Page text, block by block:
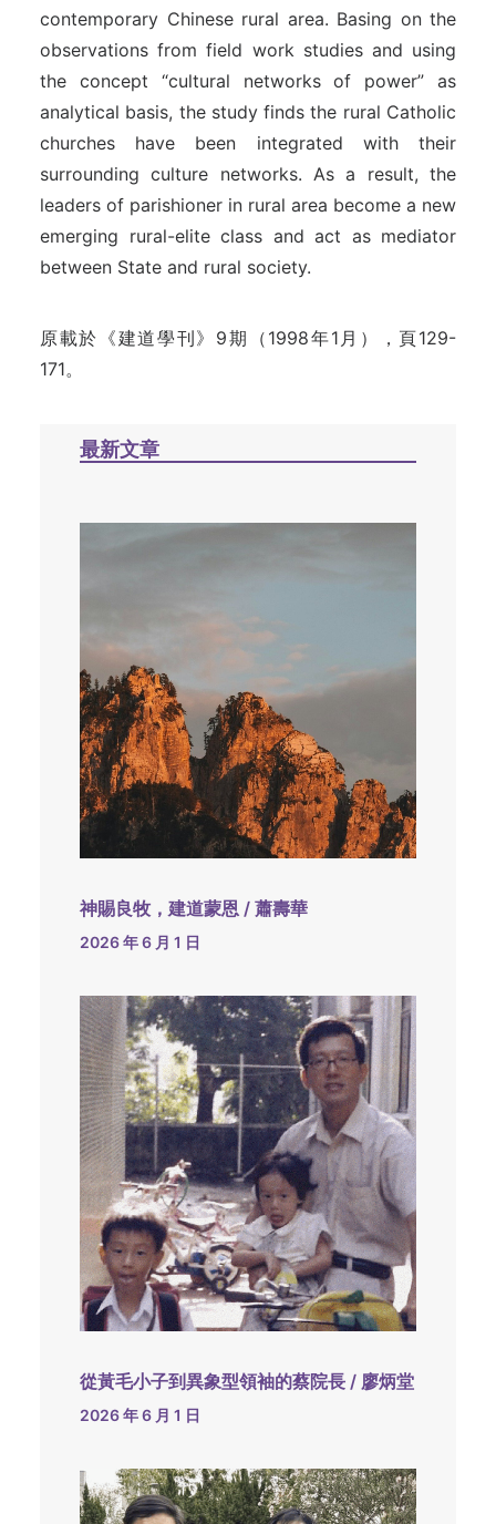
contemporary Chinese rural area. Basing on the
observations from field work studies and using
the concept “cultural networks of power” as
analytical basis, the study finds the rural Catholic
churches have been integrated with their
surrounding culture networks. As a result, the
leaders of parishioner in rural area become a new
emerging rural-elite class and act as mediator
between State and rural society.
原載於《建道學刊》9期（1998年1月），頁129-
171。
最新文章
神賜良牧，建道蒙恩 / 蕭壽華
2026 年 6 月 1 日
從黃毛小子到異象型領袖的蔡院長 / 廖炳堂
2026 年 6 月 1 日